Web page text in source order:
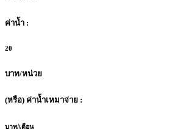
ค่าน้ำ :
20
บาท/หน่วย
(หรือ) ค่าน้ำเหมาจ่าย :
บาท/เดือน